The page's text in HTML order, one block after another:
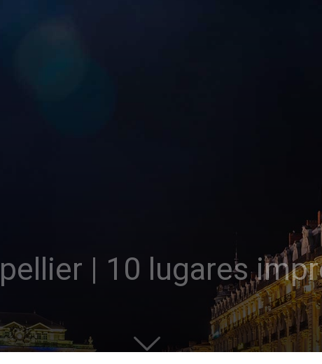
| 10 lugares